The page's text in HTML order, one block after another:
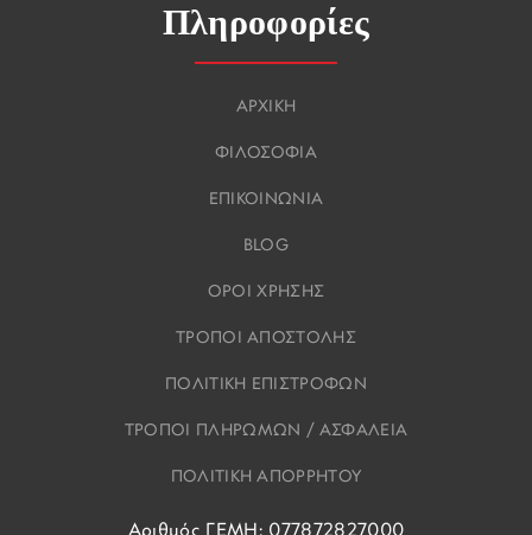
Πληροφορίες
ΑΡΧΙΚΗ
ΦΙΛΟΣΟΦΙΑ
ΕΠΙΚΟΙΝΩΝΙΑ
BLOG
ΟΡΟΙ ΧΡΗΣΗΣ
ΤΡΟΠΟΙ ΑΠΟΣΤΟΛΗΣ
ΠΟΛΙΤΙΚΗ ΕΠΙΣΤΡΟΦΩΝ
ΤΡΟΠΟΙ ΠΛΗΡΩΜΩΝ / ΑΣΦΑΛΕΙΑ
ΠΟΛΙΤΙΚΗ ΑΠΟΡΡΗΤΟΥ